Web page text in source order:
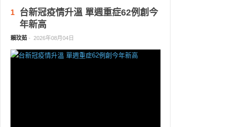
1
台新冠疫情升溫 單週重症62例創今
年新高
賴玟茹 - 2026年08月04日